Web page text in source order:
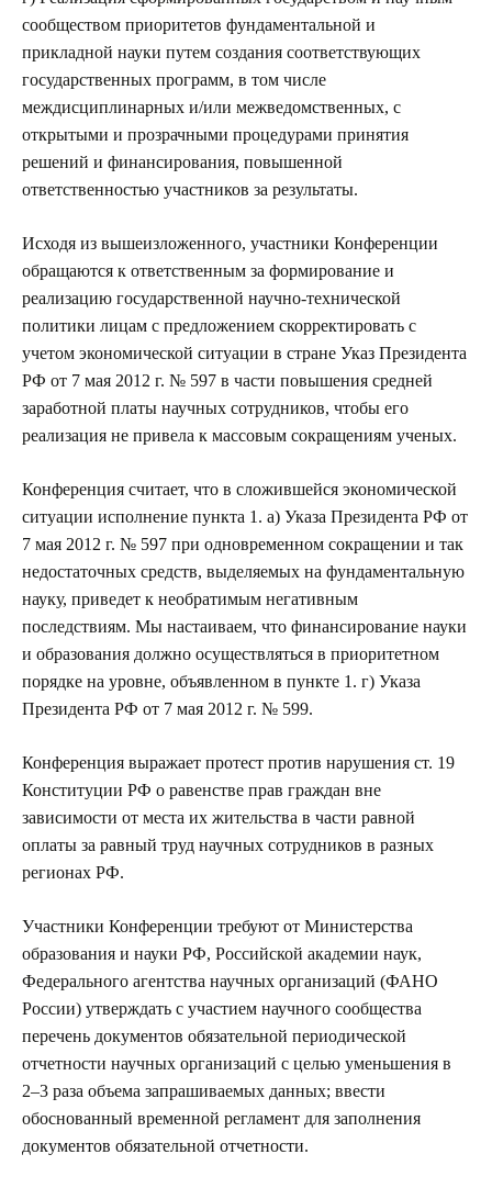
сообществом приоритетов фундаментальной и
прикладной науки путем создания соответствующих
государственных программ, в том числе
междисциплинарных и/или межведомственных, с
открытыми и прозрачными процедурами принятия
решений и финансирования, повышенной
ответственностью участников за результаты.
Исходя из вышеизложенного, участники Конференции
обращаются к ответственным за формирование и
реализацию государственной научно-технической
политики лицам с предложением скорректировать с
учетом экономической ситуации в стране Указ Президента
РФ от 7 мая 2012 г. № 597 в части повышения средней
заработной платы научных сотрудников, чтобы его
реализация не привела к массовым сокращениям ученых.
Конференция считает, что в сложившейся экономической
ситуации исполнение пункта 1. а) Указа Президента РФ от
7 мая 2012 г. № 597 при одновременном сокращении и так
недостаточных средств, выделяемых на фундаментальную
науку, приведет к необратимым негативным
последствиям. Мы настаиваем, что финансирование науки
и образования должно осуществляться в приоритетном
порядке на уровне, объявленном в пункте 1. г) Указа
Президента РФ от 7 мая 2012 г. № 599.
Конференция выражает протест против нарушения ст. 19
Конституции РФ о равенстве прав граждан вне
зависимости от места их жительства в части равной
оплаты за равный труд научных сотрудников в разных
регионах РФ.
Участники Конференции требуют от Министерства
образования и науки РФ, Российской академии наук,
Федерального агентства научных организаций (ФАНО
России) утверждать с участием научного сообщества
перечень документов обязательной периодической
отчетности научных организаций с целью уменьшения в
2–3 раза объема запрашиваемых данных; ввести
обоснованный временной регламент для заполнения
документов обязательной отчетности.